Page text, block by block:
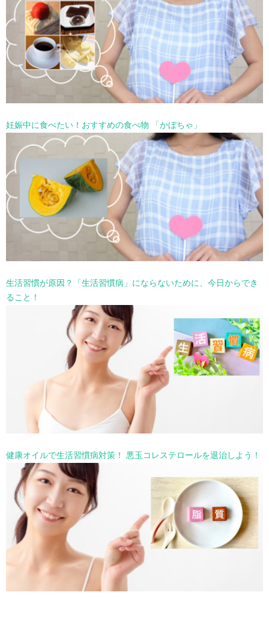
妊娠中に食べたい！おすすめの食べ物 「かぼちゃ」
生活習慣が原因？「生活習慣病」にならないために、今日からでき
ること！
健康オイルで生活習慣病対策！ 悪玉コレステロールを退治しよう！